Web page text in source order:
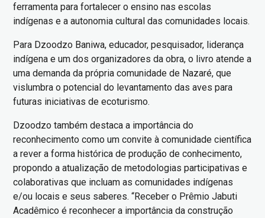
ferramenta para fortalecer o ensino nas escolas
indígenas e a autonomia cultural das comunidades locais.
Para Dzoodzo Baniwa, educador, pesquisador, liderança
indígena e um dos organizadores da obra, o livro atende a
uma demanda da própria comunidade de Nazaré, que
vislumbra o potencial do levantamento das aves para
futuras iniciativas de ecoturismo.
Dzoodzo também destaca a importância do
reconhecimento como um convite à comunidade científica
a rever a forma histórica de produção de conhecimento,
propondo a atualização de metodologias participativas e
colaborativas que incluam as comunidades indígenas
e/ou locais e seus saberes. “Receber o Prêmio Jabuti
Acadêmico é reconhecer a importância da construção